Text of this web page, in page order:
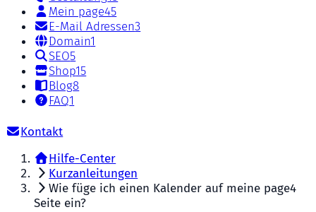
Mein page45
E-Mail Adressen3
Domain1
SEO5
Shop15
Blog8
FAQ1
Kontakt
Hilfe-Center
Kurzanleitungen
Wie füge ich einen Kalender auf meine page4
Seite ein?